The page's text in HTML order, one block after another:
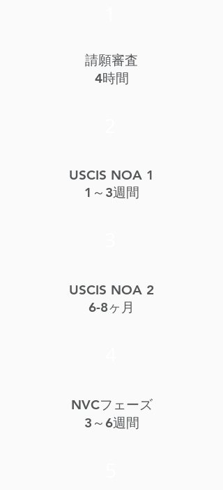
請願審査
4時間
USCIS NOA 1
1～3週間
USCIS NOA 2
6-8ヶ月
NVCフェーズ
3～6週間